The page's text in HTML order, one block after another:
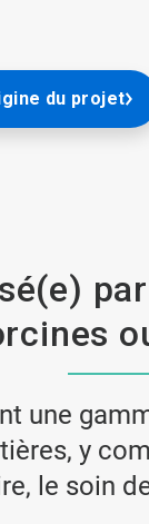
du projet
une
y
le soin